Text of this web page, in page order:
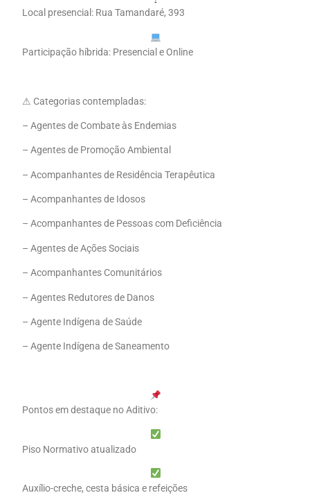
Local presencial: Rua Tamandaré, 393
Participação híbrida: Presencial e Online
⚠ Categorias contempladas:
– Agentes de Combate às Endemias
– Agentes de Promoção Ambiental
– Acompanhantes de Residência Terapêutica
– Acompanhantes de Idosos
– Acompanhantes de Pessoas com Deficiência
– Agentes de Ações Sociais
– Acompanhantes Comunitários
– Agentes Redutores de Danos
– Agente Indígena de Saúde
– Agente Indígena de Saneamento
Pontos em destaque no Aditivo:
Piso Normativo atualizado
Auxílio-creche, cesta básica e refeições